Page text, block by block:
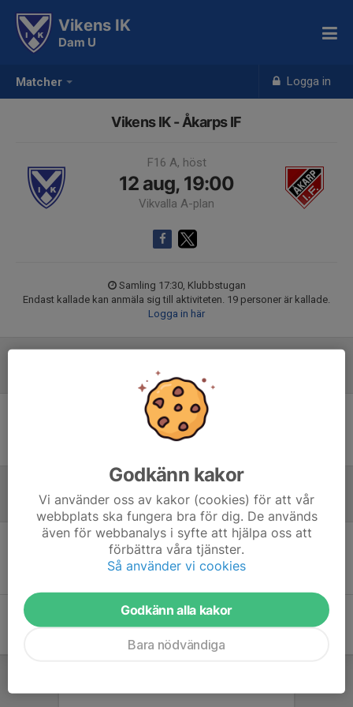
Matcher Logga in
Vikens IK
Dam U
Vikens IK - Åkarps IF
F16 A, höst
12 aug, 19:00
Vikvalla A-plan
Samling 17:30, Klubbstugan
Endast kallade kan anmäla sig till aktiviteten. 19 personer är kallade.
Logga in här
Ingen uppställning ifylld
Inför match
Inget skrivet
Godkänn kakor
Vi använder oss av kakor (cookies) för att vår
webbplats ska fungera bra för dig. De används
även för webbanalys i syfte att hjälpa oss att
förbättra våra tjänster.
Så använder vi cookies
Godkänn alla kakor
Bara nödvändiga